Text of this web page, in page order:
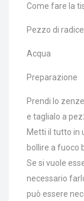
Come fare la
Pezzo di
Acqua
Preparazione
Prendi lo
e taglialo a
Metti il tutto in
bollire a fuoco
Se si vuole
necessario
può essere